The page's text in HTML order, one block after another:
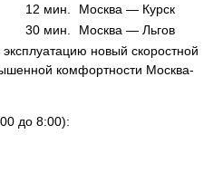
12 мин.
Москва — Курск
30 мин.
Москва — Льгов
новый скоростной
комфортности Москва-
до 8:00):